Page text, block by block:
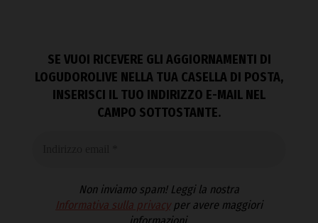
SE VUOI RICEVERE GLI AGGIORNAMENTI DI
LOGUDOROLIVE NELLA TUA CASELLA DI POSTA,
INSERISCI IL TUO INDIRIZZO E-MAIL NEL
CAMPO SOTTOSTANTE.
Non inviamo spam! Leggi la nostra
Informativa sulla privacyper avere maggiori